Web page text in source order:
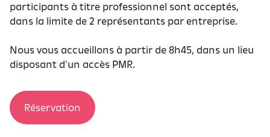
participants à titre professionnel sont acceptés,
dans la limite de 2 représentants par entreprise.
Nous vous accueillons à partir de 8h45, dans un lieu
disposant d'un accès PMR.
Réservation